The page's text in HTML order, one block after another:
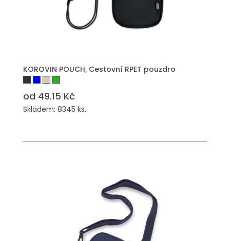
KOROVIN POUCH, Cestovní RPET pouzdro
od 49.15 Kč
Skladem: 8345 ks.